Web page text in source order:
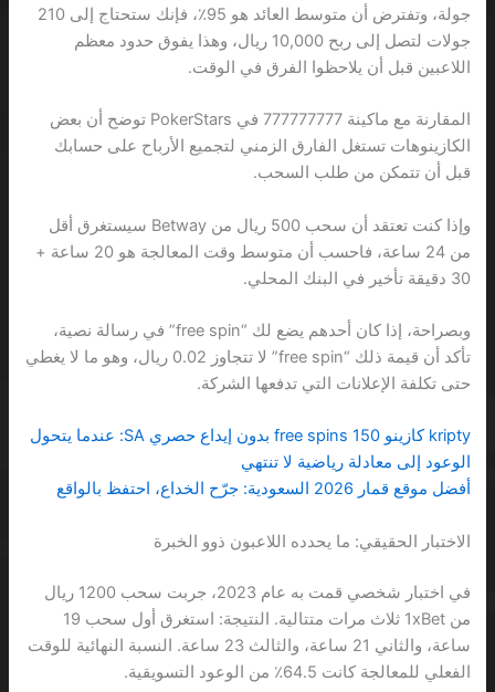
جولة، وتفترض أن متوسط العائد هو 95٪، فإنك ستحتاج إلى 210
جولات لتصل إلى ربح 10,000 ريال، وهذا يفوق حدود معظم
اللاعبين قبل أن يلاحظوا الفرق في الوقت.
المقارنة مع ماكينة 777777777 في PokerStars توضح أن بعض
الكازينوهات تستغل الفارق الزمني لتجميع الأرباح على حسابك
قبل أن تتمكن من طلب السحب.
وإذا كنت تعتقد أن سحب 500 ريال من Betway سيستغرق أقل
من 24 ساعة، فاحسب أن متوسط وقت المعالجة هو 20 ساعة +
30 دقيقة تأخير في البنك المحلي.
وبصراحة، إذا كان أحدهم يضع لك “free spin” في رسالة نصية،
تأكد أن قيمة ذلك “free spin” لا تتجاوز 0.02 ريال، وهو ما لا يغطي
حتى تكلفة الإعلانات التي تدفعها الشركة.
kripty كازينو 150 free spins بدون إيداع حصري SA: عندما يتحول
الوعود إلى معادلة رياضية لا تنتهي
أفضل موقع قمار 2026 السعودية: جرّح الخداع، احتفظ بالواقع
الاختبار الحقيقي: ما يحدده اللاعبون ذوو الخبرة
في اختبار شخصي قمت به عام 2023، جربت سحب 1200 ريال
من 1xBet ثلاث مرات متتالية. النتيجة: استغرق أول سحب 19
ساعة، والثاني 21 ساعة، والثالث 23 ساعة. النسبة النهائية للوقت
الفعلي للمعالجة كانت 64.5٪ من الوعود التسويقية.